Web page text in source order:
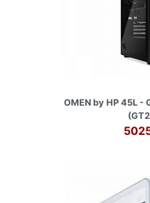
OMEN by HP 45L -